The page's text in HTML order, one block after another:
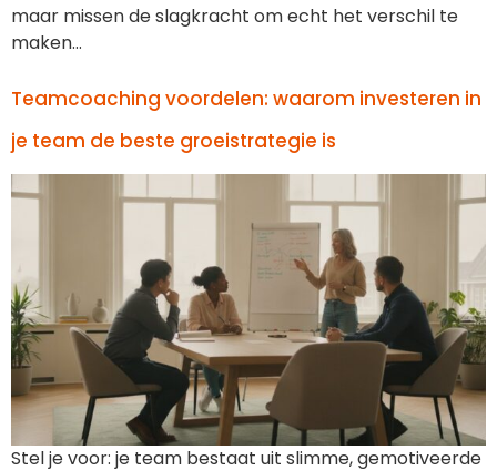
maar missen de slagkracht om echt het verschil te
maken…
Teamcoaching voordelen: waarom investeren in
je team de beste groeistrategie is
Stel je voor: je team bestaat uit slimme, gemotiveerde